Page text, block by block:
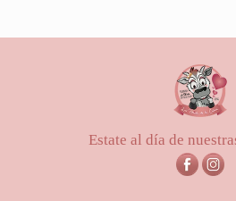
hasta
11,50€
Estate al día de